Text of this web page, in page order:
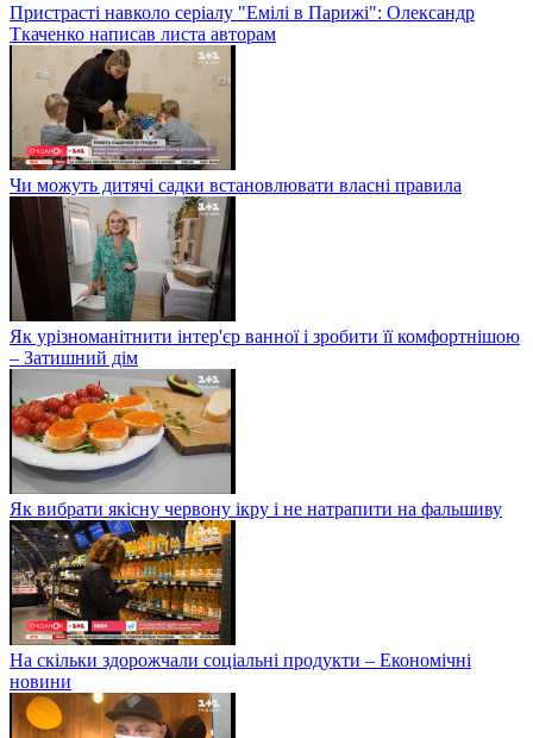
Пристрасті навколо серіалу "Емілі в Парижі": Олександр
Ткаченко написав листа авторам
Чи можуть дитячі садки встановлювати власні правила
Як урізноманітнити інтер'єр ванної і зробити її комфортнішою
– Затишний дім
Як вибрати якісну червону ікру і не натрапити на фальшиву
На скільки здорожчали соціальні продукти – Економічні
новини